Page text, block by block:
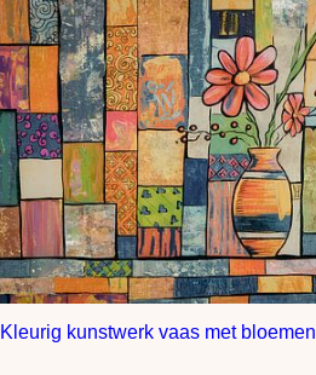
Kleurig kunstwerk vaas met bloemen